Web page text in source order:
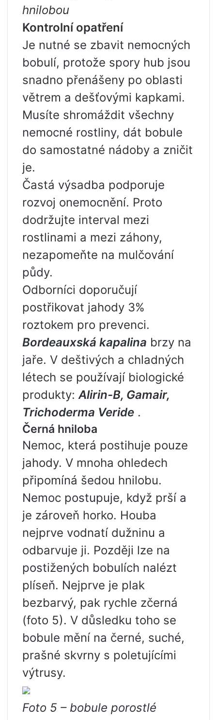
hnilobou
Kontrolní opatření
Je nutné se zbavit nemocných
bobulí, protože spory hub jsou
snadno přenášeny po oblasti
větrem a dešťovými kapkami.
Musíte shromáždit všechny
nemocné rostliny, dát bobule
do samostatné nádoby a zničit
je.
Častá výsadba podporuje
rozvoj onemocnění. Proto
dodržujte interval mezi
rostlinami a mezi záhony,
nezapomeňte na mulčování
půdy.
Odborníci doporučují
postřikovat jahody 3%
roztokem pro prevenci.
Bordeauxská kapalina brzy na
jaře. V deštivých a chladných
létech se používají biologické
produkty:Alirin-B, Gamair,
Trichoderma Veride .
Černá hniloba
Nemoc, která postihuje pouze
jahody. V mnoha ohledech
připomíná šedou hnilobu.
Nemoc postupuje, když prší a
je zároveň horko. Houba
nejprve vodnatí dužninu a
odbarvuje ji. Později lze na
postižených bobulích nalézt
plíseň. Nejprve je plak
bezbarvý, pak rychle zčerná
(foto 5). V důsledku toho se
bobule mění na černé, suché,
prašné skvrny s poletujícími
výtrusy.
Foto 5 – bobule porostlé